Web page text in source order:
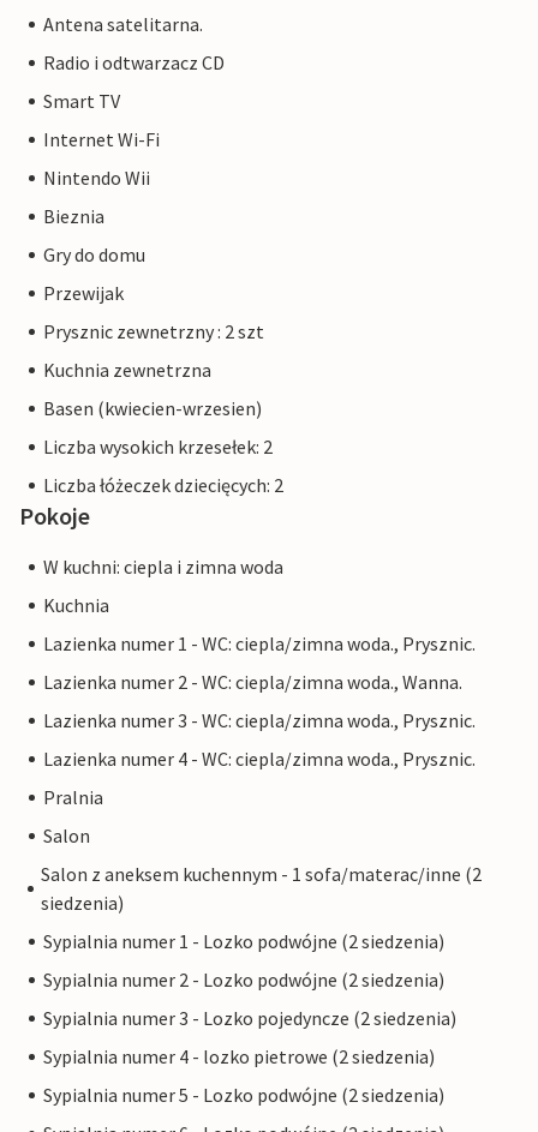
Antena satelitarna.
Radio i odtwarzacz CD
Smart TV
Internet Wi-Fi
Nintendo Wii
Bieznia
Gry do domu
Przewijak
Prysznic zewnetrzny : 2 szt
Kuchnia zewnetrzna
Basen (kwiecien-wrzesien)
Liczba wysokich krzesełek: 2
Liczba łóżeczek dziecięcych: 2
Pokoje
W kuchni: ciepla i zimna woda
Kuchnia
Lazienka numer 1 - WC: ciepla/zimna woda., Prysznic.
Lazienka numer 2 - WC: ciepla/zimna woda., Wanna.
Lazienka numer 3 - WC: ciepla/zimna woda., Prysznic.
Lazienka numer 4 - WC: ciepla/zimna woda., Prysznic.
Pralnia
Salon
Salon z aneksem kuchennym - 1 sofa/materac/inne (2
siedzenia)
Sypialnia numer 1 - Lozko podwójne (2 siedzenia)
Sypialnia numer 2 - Lozko podwójne (2 siedzenia)
Sypialnia numer 3 - Lozko pojedyncze (2 siedzenia)
Sypialnia numer 4 - lozko pietrowe (2 siedzenia)
Sypialnia numer 5 - Lozko podwójne (2 siedzenia)